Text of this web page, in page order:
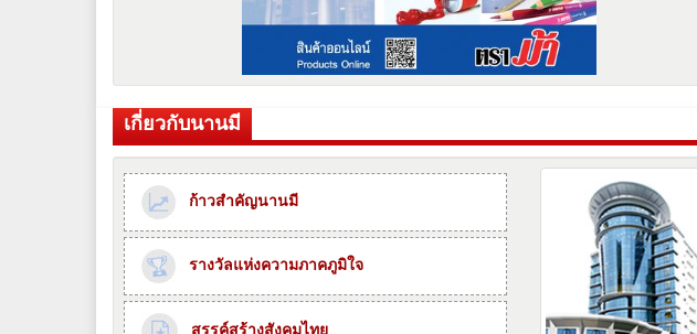
เกี่ยวกับนานมี
ก้าวสำคัญนานมี
รางวัลแห่งความภาคภูมิใจ
สรรค์สร้างสังคมไทย